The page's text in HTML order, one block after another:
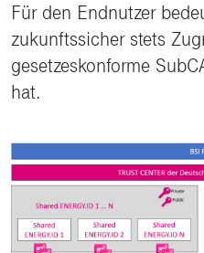
Für den Endnutzer
zukunftssicher stets
gesetzeskonforme
hat.